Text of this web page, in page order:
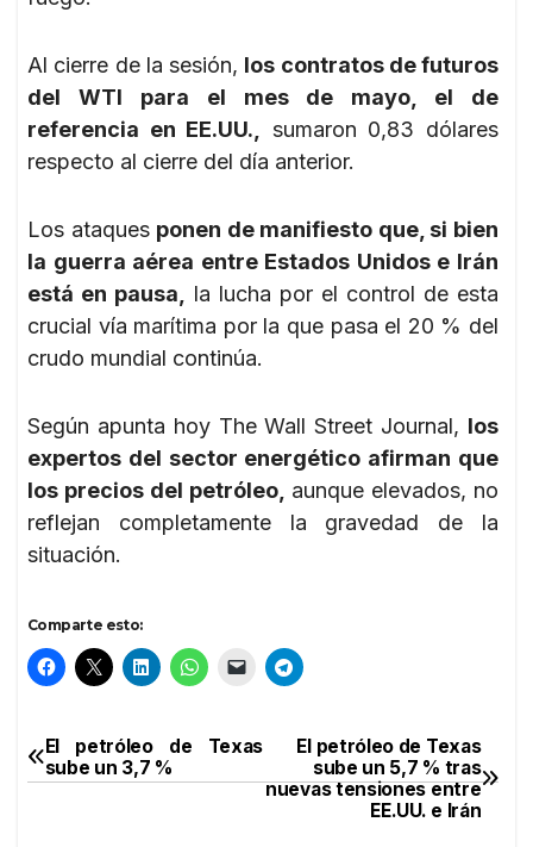
Al cierre de la sesión, los contratos de futuros
del WTI para el mes de mayo, el de
referencia en EE.UU.,
sumaron 0,83 dólares
respecto al cierre del día anterior.
Los ataques ponen de manifiesto que, si bien
la guerra aérea entre Estados Unidos e Irán
está en pausa,
la lucha por el control de esta
crucial vía marítima por la que pasa el 20 % del
crudo mundial continúa.
Según apunta hoy The Wall Street Journal, los
expertos del sector energético afirman que
los precios del petróleo, aunque elevados, no
reflejan completamente la gravedad de la
situación.
Comparte esto:
Navegación
El petróleo de Texas
sube un 5,7 % tras
nuevas tensiones entre
EE.UU. e Irán
El petróleo de Texas
sube un 3,7 %